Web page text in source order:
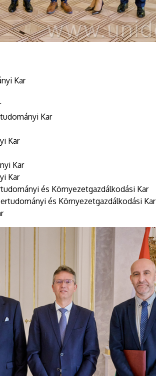
Kar
Kar
Kar
Kar
Kar
és Környezetgazdálkodási Kar
és Környezetgazdálkodási Kar